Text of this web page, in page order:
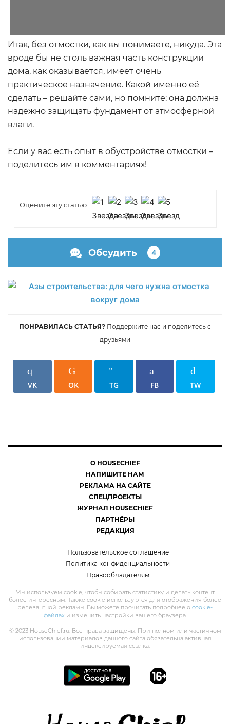
Итак, без отмостки, как вы понимаете, никуда. Эта
вроде бы не столь важная часть конструкции
дома, как оказывается, имеет очень
практическое назначение. Какой именно её
сделать – решайте сами, но помните: она должна
надёжно защищать фундамент от атмосферной
влаги.
Если у вас есть опыт в обустройстве отмостки –
поделитесь им в комментариях!
Оцените эту статью
Обсудить 4
ПОНРАВИЛАСЬ СТАТЬЯ? Поддержите нас и поделитесь с
друзьями
VK OK TG FB TW
О HOUSECHIEF
НАПИШИТЕ НАМ
РЕКЛАМА НА САЙТЕ
СПЕЦПРОЕКТЫ
ЖУРНАЛ HOUSECHIEF
ПАРТНЁРЫ
РЕДАКЦИЯ
Пользовательское соглашение
Политика конфиденциальности
Правообладателям
Мы используем cookie, чтобы собирать статистику и делать контент
более интересным. Также cookie используются для отображения более
релевантной рекламы. Вы можете прочитать подробнее о cookie-
файлахи изменить настройки вашего браузера.
© 2023 HouseChief.ru. Все права защищены. При полном или частичном
использовании материалов данного сайта обязательна активная
индексируемая ссылка.